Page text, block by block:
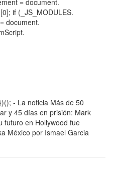
if (_JS_MODULES.
document.
- La noticia Más de 50
y 45 días en prisión: Mark
futuro en Hollywood fue
México por Ismael Garcia